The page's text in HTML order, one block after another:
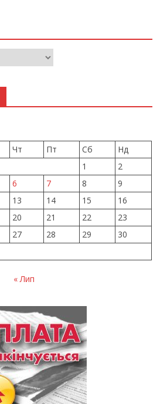
Чт Пт Сб
Нд
1
2
6 7 8
9
13 14 15
16
20 21 22
23
27 28 29
30
« Лип